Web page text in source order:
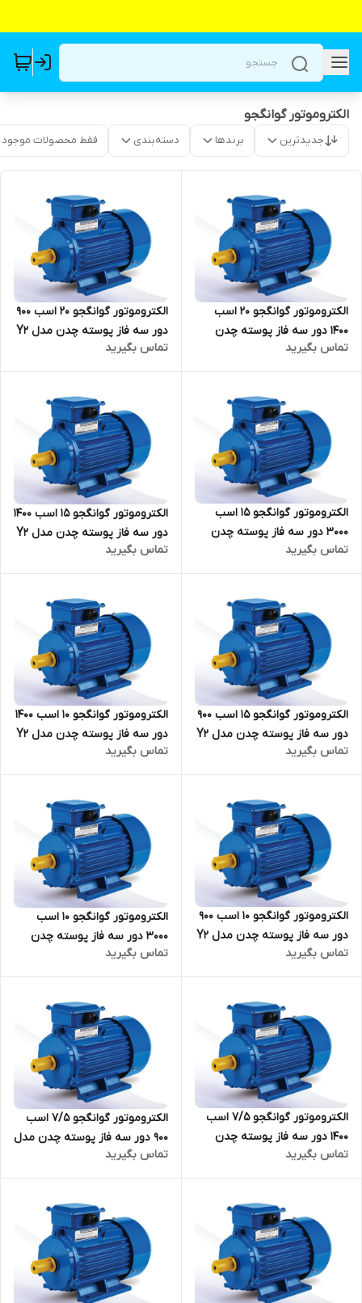
الکتروموتور گوانگجو
جدیدترین برندها دسته‌بندی فقط محصولات موجود
الکتروموتور گوانگجو 20 اسب
1400 دور سه فاز پوسته چدن
مدل Y2 ترمینال بالا
تماس بگیرید
الکتروموتور گوانگجو 20 اسب 900
دور سه فاز پوسته چدن مدل Y2
ترمینال بالا
تماس بگیرید
الکتروموتور گوانگجو 15 اسب
3000 دور سه فاز پوسته چدن
مدل Y2 ترمینال بالا
تماس بگیرید
الکتروموتور گوانگجو 15 اسب 1400
دور سه فاز پوسته چدن مدل Y2
ترمینال بالا
تماس بگیرید
الکتروموتور گوانگجو 15 اسب 900
دور سه فاز پوسته چدن مدل Y2
ترمینال بالا
تماس بگیرید
الکتروموتور گوانگجو 10 اسب 1400
دور سه فاز پوسته چدن مدل Y2
ترمینال بالا
تماس بگیرید
الکتروموتور گوانگجو 10 اسب 900
دور سه فاز پوسته چدن مدل Y2
ترمینال بالا
تماس بگیرید
الکتروموتور گوانگجو 10 اسب
3000 دور سه فاز پوسته چدن
مدل Y2 ترمینال بالا
تماس بگیرید
الکتروموتور گوانگجو 7/5 اسب
1400 دور سه فاز پوسته چدن
مدل Y2 ترمینال بالا
تماس بگیرید
الکتروموتور گوانگجو 7/5 اسب
900 دور سه فاز پوسته چدن مدل
Y2 ترمینال بالا
تماس بگیرید